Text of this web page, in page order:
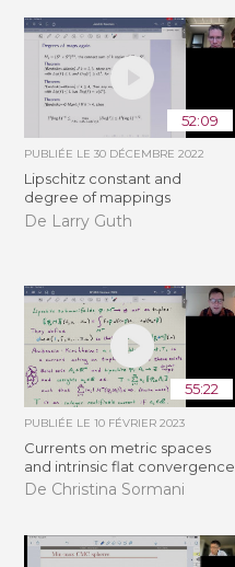
52:09
PUBLIÉE LE30 DÉCEMBRE 2022
Lipschitz constant and
degree of mappings
De Larry Guth
55:22
PUBLIÉE LE10 FÉVRIER 2023
Currents on metric spaces
and intrinsic flat convergence
De Christina Sormani